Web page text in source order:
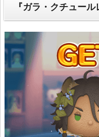
『ガラ・クチュー